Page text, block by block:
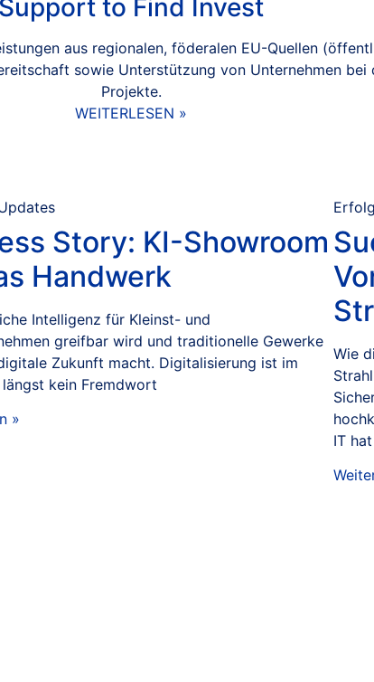
Support to Find Invest
aus regionalen, föderalen EU-Quellen
sowie Unterstützung von Unternehmen
Projekte.
WEITERLESEN »
Story: KI-Showroom
Handwerk
Intelligenz für Kleinst- und
greifbar wird und traditionelle Gewerke
Zukunft macht. Digitalisierung ist im
kein Fremdwort
»
Wie
IT hat